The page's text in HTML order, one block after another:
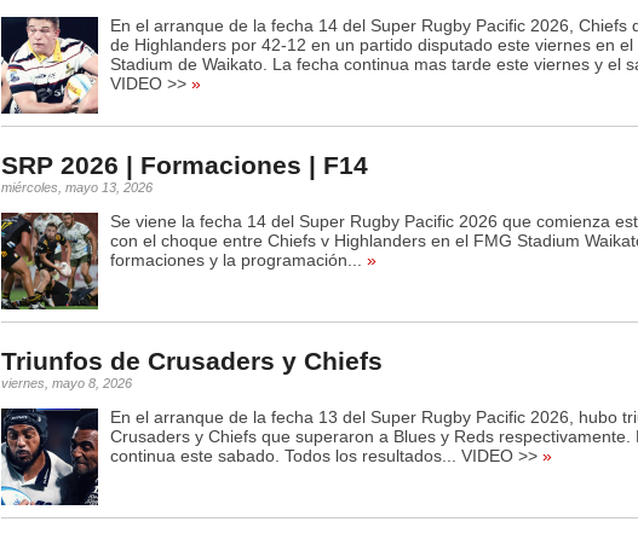
En el arranque de la fecha 14 del Super Rugby Pacific 2026, Chiefs
de Highlanders por 42-12 en un partido disputado este viernes en el
Stadium de Waikato. La fecha continua mas tarde este viernes y el
VIDEO >> »
SRP 2026 | Formaciones | F14
miércoles, mayo 13, 2026
Se viene la fecha 14 del Super Rugby Pacific 2026 que comienza
con el choque entre Chiefs v Highlanders en el FMG Stadium
formaciones y la programación...
»
Triunfos de Crusaders y Chiefs
viernes, mayo 8, 2026
En el arranque de la fecha 13 del Super Rugby Pacific 2026, hubo
Crusaders y Chiefs que superaron a Blues y Reds respectivamente.
continua este sabado. Todos los resultados... VIDEO >> »